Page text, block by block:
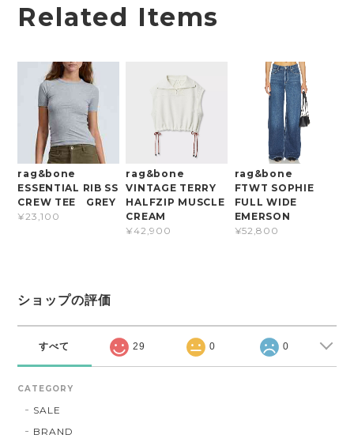
Related Items
rag&bone
ESSENTIAL RIB SS
CREW TEE GREY
¥23,100
rag&bone
VINTAGE TERRY
HALFZIP MUSCLE
CREAM
¥42,900
rag&bone
FTWT SOPHIE
FULL WIDE
EMERSON
¥52,800
ショップの評価
すべて 29 0 0
CATEGORY
SALE
BRAND